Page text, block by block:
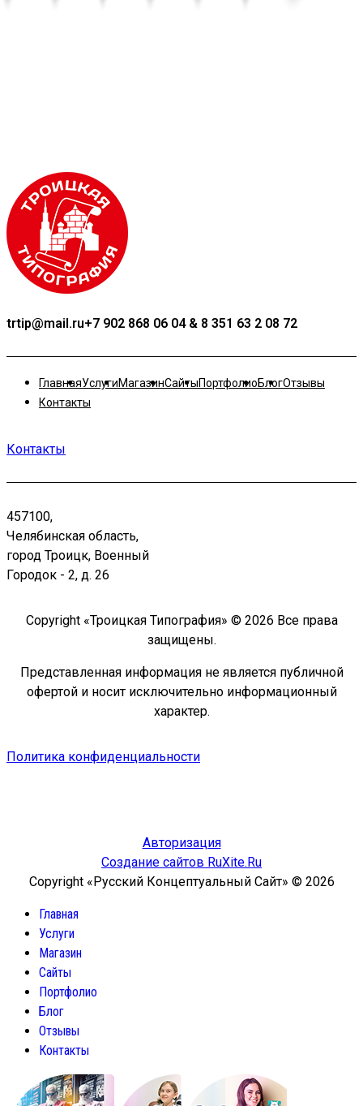
trtip@mail.ru+7 902 868 06 04 & 8 351 63 2 08 72
ГлавнаяУслугиМагазинСайтыПортфолиоБлогОтзывы
Контакты
Контакты
457100,
Челябинская область,
город Троицк, Военный
Городок - 2, д. 26
Copyright «Троицкая Типография» © 2026 Все права
защищены.
Представленная информация не является публичной
офертой и носит исключительно информационный
характер.
Политика конфиденциальности
Авторизация
Создание сайтов RuXite.Ru
Copyright «Русский Концептуальный Сайт» © 2026
Главная
Услуги
Магазин
Сайты
Портфолио
Блог
Отзывы
Контакты